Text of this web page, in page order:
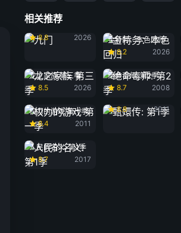
相关推荐
九门
8.8
2026
金特务：本色回归
8.2
2026
龙之家族 第三季
8.5
2026
绝命毒师: 第2季
8.7
2008
权力的游戏 第一季
8.4
2011
甄嬛传: 第1季
8.8
2011
人民的名义: 第1季
8.7
2017